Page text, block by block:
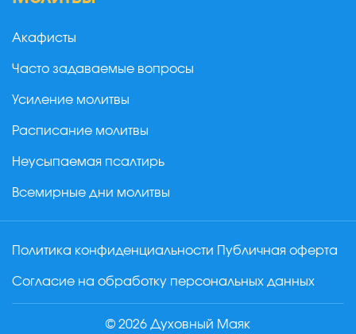
Акафисты
Часто задаваемые вопросы
Усиление молитвы
Расписание молитвы
Неусыпаемая псалтирь
Всемирные дни молитвы
Политика конфиденциальности Публичная оферта
Согласие на обработку персональных данных
© 2026 Духовный Маяк